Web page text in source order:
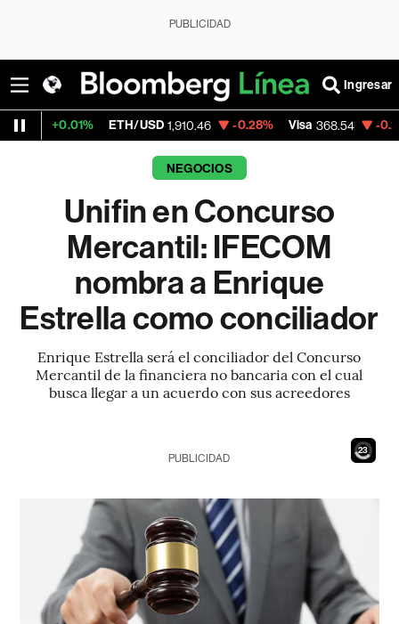
PUBLICIDAD
Ingresar
ETH/USD 1,910.46 -0.28% Visa 368.54 -0.28%
NEGOCIOS
Unifin en Concurso
Mercantil: IFECOM
nombra a Enrique
Estrella como conciliador
Enrique Estrella será el conciliador del Concurso
Mercantil de la financiera no bancaria con el cual
busca llegar a un acuerdo con sus acreedores
22
PUBLICIDAD